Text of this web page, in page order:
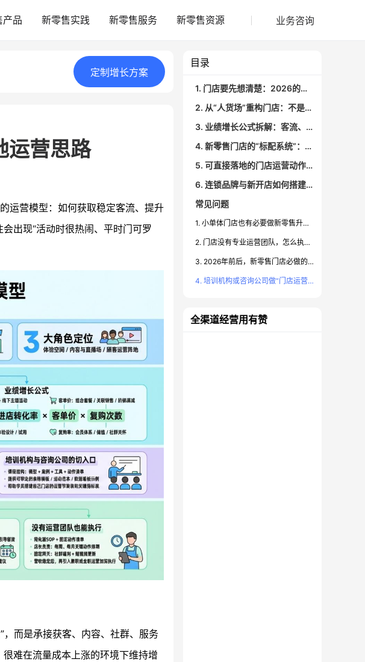
产品 新零售实践 新零售服务 新零售资源 业务咨询
定制 增长方案
运营思路
运营模型：如何获取稳定客流、提升
会出现“活动时很热闹、平时门可罗
，而是承接获客、内容、社群、服务
难在流量成本上涨的环境下维持增
目录
1. 门店要先想清楚：2026的新零售模式长什么样？
2. 从“人货场”重构门店：不是装修，而是数据化运营
3. 业绩增长公式拆解：客流、转化率、客单价、复购率怎么做实？
4. 新零售门店的“标配系统”：会员、私域、内容、SOP
5. 可直接落地的门店运营动作清单（适用于2026前后）
6. 连锁品牌与新开店如何搭建标准化运营模型？
常见问题
1. 小单体门店也有必要做新零售升级吗？
2. 门店没有专业运营团队，怎么执行这套方案？
3. 2026年前后，新零售门店必做的三件事是什么？
4. 培训机构或咨询公司做“门店运营/新零售破局”课程，重点该讲什么？
全渠道经营用有赞